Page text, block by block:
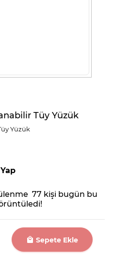
Tüy Yüzük
Yüzük
77 kişi bugün bu
Sepete Ekle